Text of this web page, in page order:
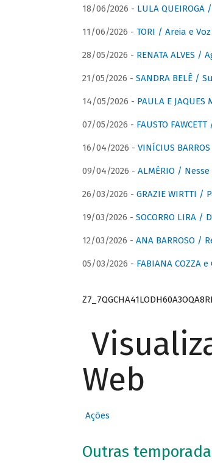
18/06/2026 - LULA
11/06/2026 - TORI / Areia e Voz
28/05/2026 - RENATA ALVES /
21/05/2026 - SANDRA BELÊ /
14/05/2026 - PAULA E JAQUES
07/05/2026 - FAUSTO
16/04/2026 - VINÍCIUS
09/04/2026 - ALMÉRIO /
26/03/2026 - GRAZIE WIRTTI /
19/03/2026 - SOCORRO LIRA
12/03/2026 - ANA BARROSO /
05/03/2026 - FABIANA COZZA
Web
Ações
Outras